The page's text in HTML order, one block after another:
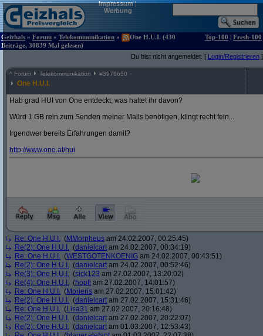
Impressum|
Werbung
Geizhals » Forum » Telekommunikation »
One H.U.I. (430
Beiträge, 30839 Mal gelesen)
Top-100 | Fresh-100
Du bist nicht angemeldet. [ Login/Registrieren ]
^ Forum Telekommunikation #3976650
One H.U.I.
Hab grad HUI von One entdeckt, was haltet ihr davon?
Würd 1 GB rein zum Senden meiner Mails benötigen, klingt recht fein...
Irgendwer bereits Erfahrungen damit?
http://www.one.at/hui
Re: One H.U.I. (MMorpheus am 24.02.2007, 00:25:45)
Re(2): One H.U.I. (danielcart am 24.02.2007, 00:34:19)
Re: One H.U.I. (WESTGOTENKOENIG am 24.02.2007, 00:43:51)
Re(2): One H.U.I. (danielcart am 24.02.2007, 00:52:46)
Re(3): One H.U.I. (sick123 am 27.02.2007, 13:20:02)
Re(4): One H.U.I. (hopfi am 27.02.2007, 14:01:57)
Re: One H.U.I. (Morieris am 27.02.2007, 15:01:42)
Re(2): One H.U.I. (danielcart am 27.02.2007, 15:31:46)
Re: One H.U.I. (Lisa31 am 27.02.2007, 20:16:48)
Re(2): One H.U.I. (danielcart am 27.02.2007, 20:22:07)
Re(2): One H.U.I. (danielcart am 01.03.2007, 12:53:43)